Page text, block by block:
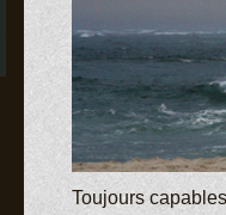
Toujours